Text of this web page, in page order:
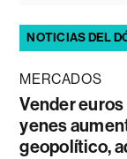
NOTICIAS DEL
MERCADOS
Vender
yenes
geopolítico,